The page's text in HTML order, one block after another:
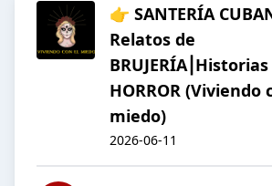
👉 SANTERÍA
Relatos de
HORROR (Viviendo
miedo)
2026-06-11